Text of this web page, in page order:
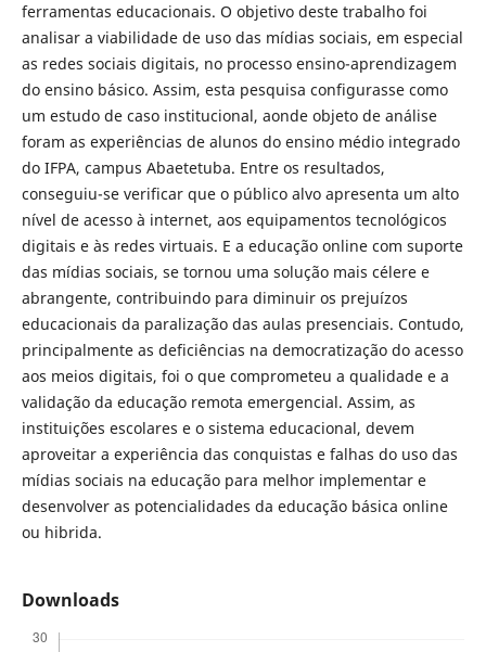
ferramentas educacionais. O objetivo deste trabalho foi
analisar a viabilidade de uso das mídias sociais, em especial
as redes sociais digitais, no processo ensino-aprendizagem
do ensino básico. Assim, esta pesquisa configurasse como
um estudo de caso institucional, aonde objeto de análise
foram as experiências de alunos do ensino médio integrado
do IFPA, campus Abaetetuba. Entre os resultados,
conseguiu-se verificar que o público alvo apresenta um alto
nível de acesso à internet, aos equipamentos tecnológicos
digitais e às redes virtuais. E a educação online com suporte
das mídias sociais, se tornou uma solução mais célere e
abrangente, contribuindo para diminuir os prejuízos
educacionais da paralização das aulas presenciais. Contudo,
principalmente as deficiências na democratização do acesso
aos meios digitais, foi o que comprometeu a qualidade e a
validação da educação remota emergencial. Assim, as
instituições escolares e o sistema educacional, devem
aproveitar a experiência das conquistas e falhas do uso das
mídias sociais na educação para melhor implementar e
desenvolver as potencialidades da educação básica online
ou hibrida.
Downloads